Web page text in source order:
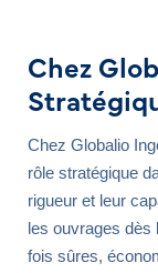
Chez
Chez Globalio
rôle stratégique
rigueur et leur
les ouvrages dès
fois sûres,